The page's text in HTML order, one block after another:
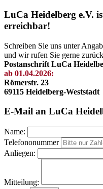
LuCa Heidelberg e.V.
erreichbar!
Schreiben Sie uns unter
und wir rufen Sie gerne zurück
Postanschrift LuCa
ab 01.04.2026:
Römerstr. 23
69115 Heidelberg-Weststadt
E-Mail an LuCa
Name:
Telefononummer
Anliegen:
Mitteilung: